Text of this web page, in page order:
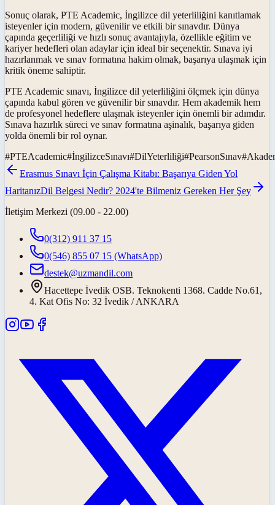
Sonuç olarak, PTE Academic, İngilizce dil yeterliliğini kanıtlamak
isteyenler için modern, güvenilir ve etkili bir sınavdır. Dünya
çapında geçerliliği ve hızlı sonuç avantajıyla, özellikle eğitim ve
kariyer hedefleri olan adaylar için ideal bir seçenektir. Sınava iyi
hazırlanmak ve sınav formatına hakim olmak, başarıya ulaşmak için
kritik öneme sahiptir.
PTE Academic sınavı, İngilizce dil yeterliliğini ölçmek için dünya
çapında kabul gören ve güvenilir bir sınavdır. Hem akademik hem
de profesyonel hedeflere ulaşmak isteyenler için önemli bir adımdır.
Sınava hazırlık süreci ve sınav formatına aşinalık, başarıya giden
yolda önemli bir rol oynar.
#PTEAcademic#İngilizceSınavı#DilYeterliliği#PearsonSınav#
Erasmus Sınavı İçin Çalışma Kitabı: Başarıya Giden Yol
HaritanızDil Belgesi Nedir? 2024'te Bilmeniz Gereken Her Şey
İletişim Merkezi (09.00 - 22.00)
0(312) 911 37 15
0(546) 855 07 15 (WhatsApp)
destek@uzmandil.com
Hacettepe İvedik OSB. Teknokenti 1368. Cadde No.61,
4. Kat Ofis No: 32 İvedik / ANKARA